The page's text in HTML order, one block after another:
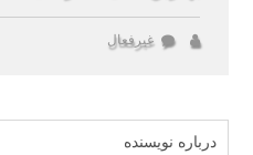
غیرفعال
درباره نویسنده